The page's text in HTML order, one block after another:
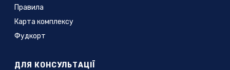
Правила
Карта комплексу
Фудкорт
ДЛЯ КОНСУЛЬТАЦІЇ